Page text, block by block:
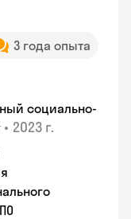
3 года опыта
социально-
• 2023 г.